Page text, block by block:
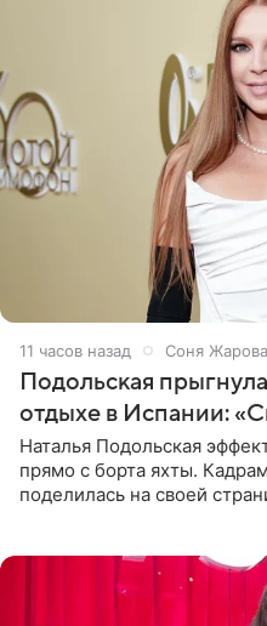
11 часов назад Соня Жарова
Подольская
отдыхе в Испании:
Наталья Подольская
прямо с борта яхты.
поделилась на своей